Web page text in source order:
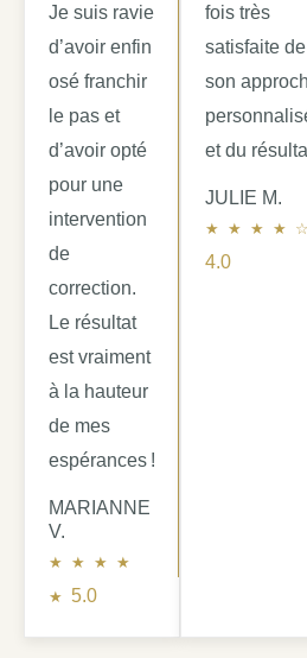
Je suis ravie
d’avoir enfin
osé franchir
le pas et
d’avoir opté
pour une
intervention
de
correction.
Le résultat
est vraiment
à la hauteur
de mes
espérances !
MARIANNE
V.
5.0 out of 5.0 stars
5.0
fois très
satisfaite de
son
et du
JULIE M.
4.0